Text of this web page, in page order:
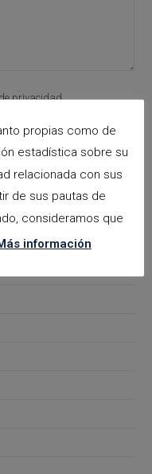
privacidad
propias como de
estadística sobre su
relacionada con sus
de sus pautas de
consideramos que
información